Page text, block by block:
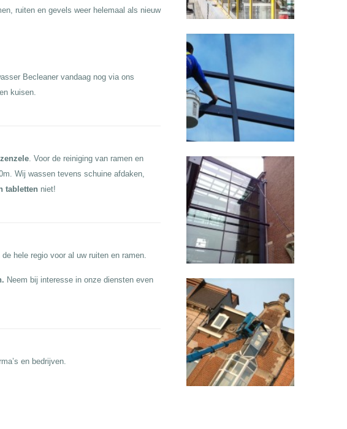
ruiten en gevels weer helemaal als nieuw
Becleaner vandaag nog via ons
kuisen.
. Voor de reiniging van ramen en
Wij wassen tevens schuine afdaken,
tabletten niet!
hele regio voor al uw ruiten en ramen.
Neem bij interesse in onze diensten even
en bedrijven.